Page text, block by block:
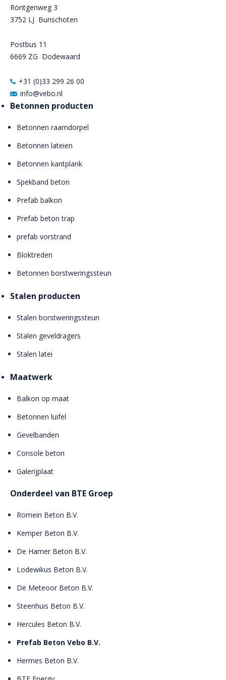
Röntgenweg 3
3752 LJ Bunschoten
Postbus 11
6669 ZG Dodewaard
+31 (0)33 299 26 00
info@vebo.nl
Betonnen producten
Betonnen raamdorpel
Betonnen lateien
Betonnen kantplank
Spekband beton
Prefab balkon
Prefab beton trap
prefab vorstrand
Bloktreden
Betonnen borstweringssteun
Stalen producten
Stalen borstweringssteun
Stalen geveldragers
Stalen latei
Maatwerk
Balkon op maat
Betonnen luifel
Gevelbanden
Console beton
Galerijplaat
Onderdeel van BTE Groep
Romein Beton B.V.
Kemper Beton B.V.
De Hamer Beton B.V.
Lodewikus Beton B.V.
De Meteoor Beton B.V.
Steenhuis Beton B.V.
Hercules Beton B.V.
Prefab Beton Vebo B.V.
Hermes Beton B.V.